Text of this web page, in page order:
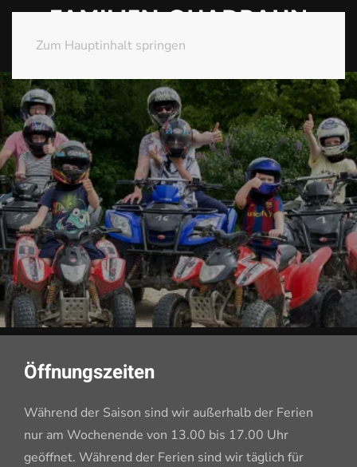
Zum Hauptinhalt springen
Öffnungszeiten
Während der Saison sind wir außerhalb der Ferien
nur am Wochenende von 13.00 bis 17.00 Uhr
geöffnet. Während der Ferien sind wir täglich für